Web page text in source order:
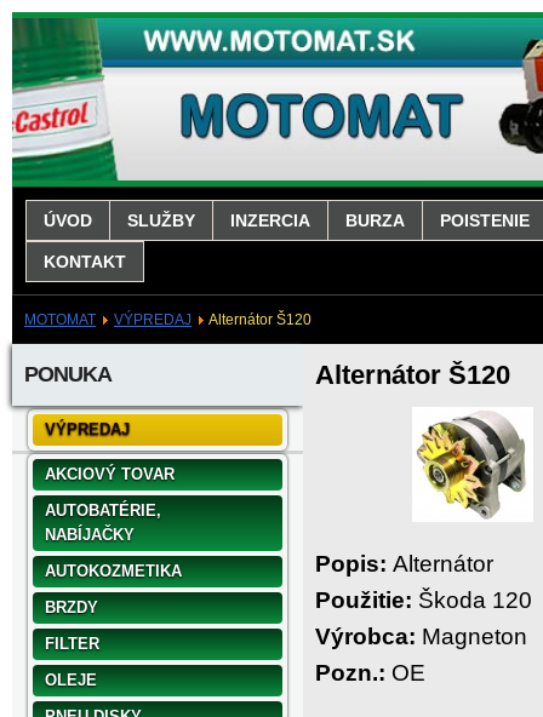
ÚVOD SLUŽBY INZERCIA BURZA POISTENIE
KONTAKT
MOTOMAT VÝPREDAJ Alternátor Š120
PONUKA
VÝPREDAJ
AKCIOVÝ TOVAR
AUTOBATÉRIE,
NABÍJAČKY
AUTOKOZMETIKA
BRZDY
FILTER
OLEJE
Alternátor Š120
Popis: Alternátor
Použitie: Škoda 120
Výrobca: Magneton
Pozn.: OE